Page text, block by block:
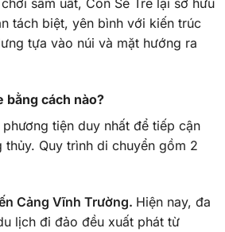
sầm uất, Con Sẻ Tre lại sở hữu
tách biệt, yên bình với kiến trúc
tựa vào núi và mặt hướng ra
bằng cách nào?
tiện duy nhất để tiếp cận
thủy. Quy trình di chuyển gồm 2
Cảng Vĩnh Trường. Hiện nay, đa
lịch đi đảo đều xuất phát từ